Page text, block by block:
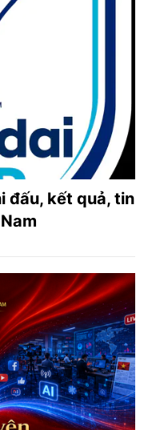
đấu, kết quả, tin